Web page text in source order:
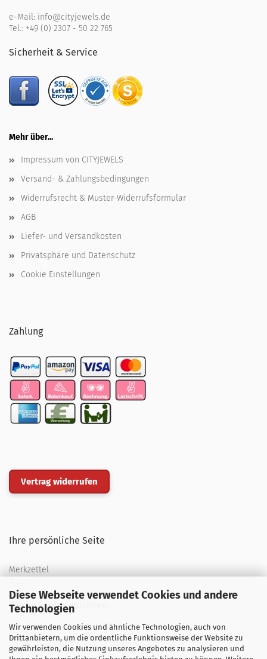
Diese Webseite verwendet Cookies und andere
Technologien
Wir verwenden Cookies und ähnliche Technologien, auch von
Drittanbietern, um die ordentliche Funktionsweise der Website zu
gewährleisten, die Nutzung unseres Angebotes zu analysieren und
e-Mail: info@cityjewels.de
Tel.: +49 (0) 2307 - 50 22 765
Sicherheit & Service
Mehr über...
Impressum von CITYJEWELS
Versand- & Zahlungsbedingungen
Widerrufsrecht & Muster-Widerrufsformular
AGB
Liefer- und Versandkosten
Privatsphäre und Datenschutz
Cookie Einstellungen
Zahlung
Vertrag widerrufen
Ihre persönliche Seite
Merkzettel
Weitere Informationen
Über uns
Öffnungszeiten